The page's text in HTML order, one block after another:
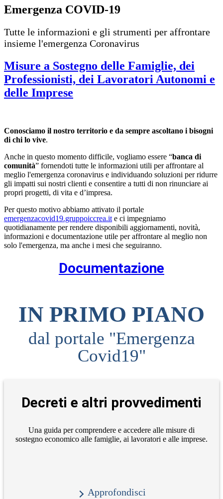
Emergenza COVID-19
Tutte le informazioni e gli strumenti per affrontare
insieme l'emergenza Coronavirus
Misure a Sostegno delle Famiglie, dei
Professionisti, dei Lavoratori Autonomi e
delle Imprese
Conosciamo il nostro territorio e da sempre ascoltano i bisogni
di chi lo vive.
Anche in questo momento difficile, vogliamo essere “banca di
comunità” fornendoti tutte le informazioni utili per affrontare al
meglio l'emergenza coronavirus e individuando soluzioni per ridurre
gli impatti sui nostri clienti e consentire a tutti di non rinunciare ai
propri progetti, di vita e d’impresa.
Per questo motivo abbiamo attivato il portale
emergenzacovid19.gruppoiccrea.it e ci impegniamo
quotidianamente per rendere disponibili aggiornamenti, novità,
informazioni e documentazione utile per affrontare al meglio non
solo l'emergenza, ma anche i mesi che seguiranno.
Documentazione
IN PRIMO PIANO
dal portale "Emergenza
Covid19"
Decreti e altri provvedimenti
Una guida per comprendere e accedere alle misure di
sostegno economico alle famiglie, ai lavoratori e alle imprese.
Approfondisci